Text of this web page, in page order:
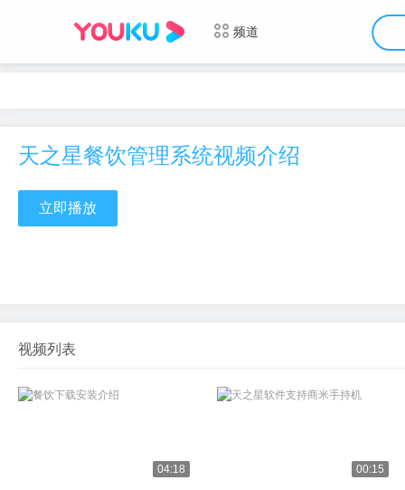
频道
天之星餐饮管理系统视频介绍
立即播放
视频列表
04:18 00:15